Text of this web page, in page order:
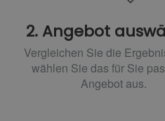
2. Angebot
Vergleichen Sie die
wählen Sie das für Sie
Angebot aus.